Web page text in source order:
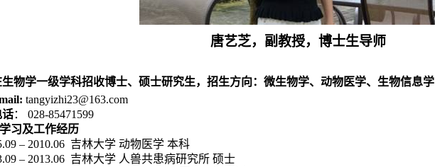
唐艺芝，副教授，博士生导师
生物学一级学科招收博士、硕士研究生，招生方向：微生物学、动物医学、生物信息学
tangyizhi23@163.com
话： 028-85471599
学习及工作经历
– 2010.06 吉林大学 动物医学 本科
– 2013.06 吉林大学 人兽共患病研究所 硕士